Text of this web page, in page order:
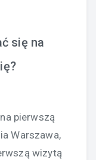
się na
pierwszą
Warszawa,
wizytą